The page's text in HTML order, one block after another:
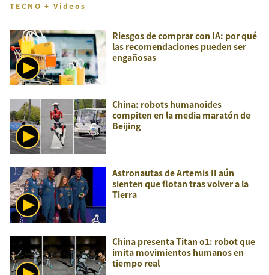
TECNO + Videos
Riesgos de comprar con IA: por qué
las recomendaciones pueden ser
engañosas
China: robots humanoides
compiten en la media maratón de
Beijing
Astronautas de Artemis II aún
sienten que flotan tras volver a la
Tierra
China presenta Titan o1: robot que
imita movimientos humanos en
tiempo real